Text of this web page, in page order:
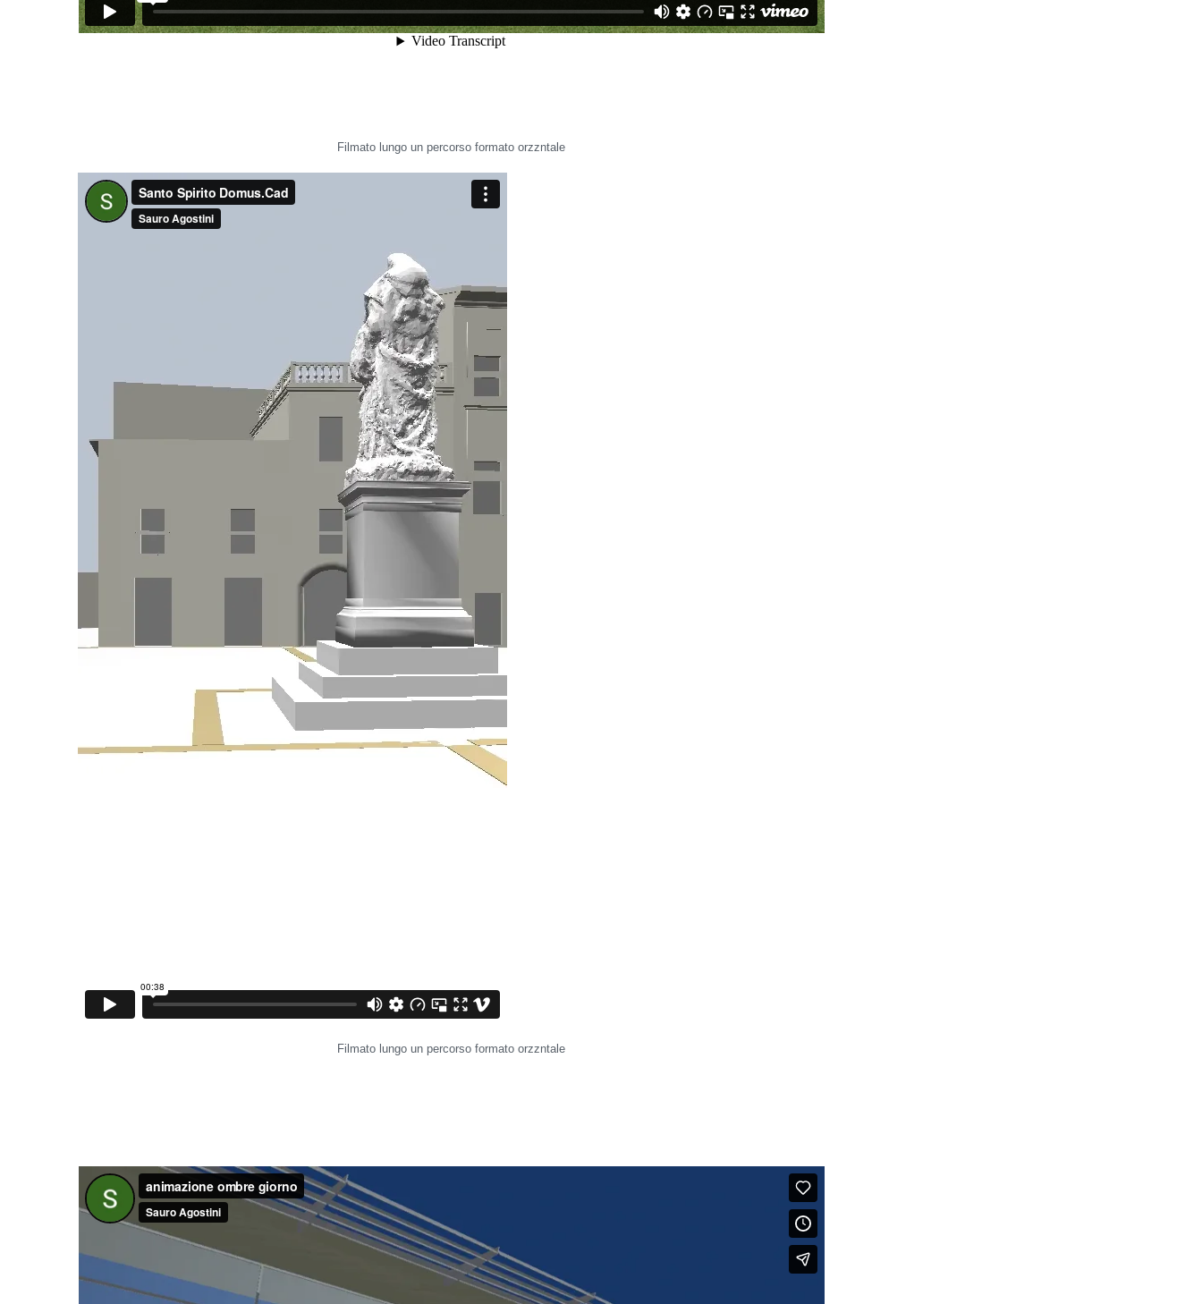
Filmato lungo un percorso formato orzzntale
Filmato lungo un percorso formato orzzntale